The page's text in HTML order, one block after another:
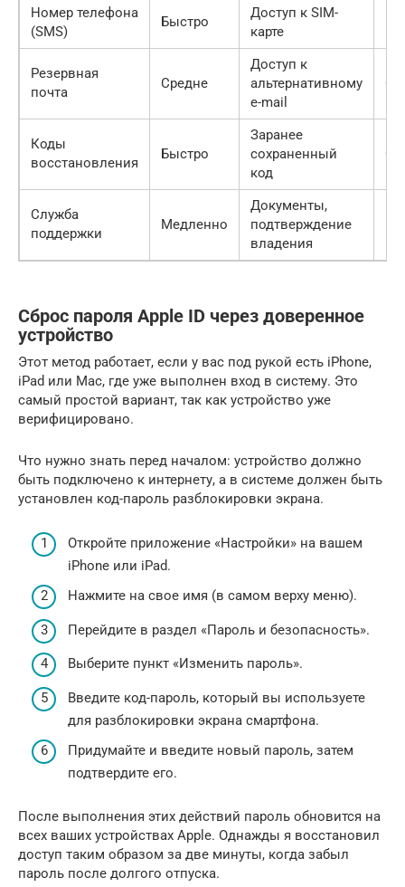
Номер телефона
(SMS)
Быстро
Доступ к SIM-
карте
Резервная
почта
Средне
Доступ к
альтернативному
e-mail
Коды
восстановления
Быстро
Заранее
сохраненный
код
Служба
поддержки
Медленно
Документы,
подтверждение
владения
Сброс пароля Apple ID через доверенное
устройство
Этот метод работает, если у вас под рукой есть iPhone,
iPad или Mac, где уже выполнен вход в систему. Это
самый простой вариант, так как устройство уже
верифицировано.
Что нужно знать перед началом: устройство должно
быть подключено к интернету, а в системе должен быть
установлен код-пароль разблокировки экрана.
Откройте приложение «Настройки» на вашем
iPhone или iPad.
Нажмите на свое имя (в самом верху меню).
Перейдите в раздел «Пароль и безопасность».
Выберите пункт «Изменить пароль».
Введите код-пароль, который вы используете
для разблокировки экрана смартфона.
Придумайте и введите новый пароль, затем
подтвердите его.
После выполнения этих действий пароль обновится на
всех ваших устройствах Apple. Однажды я восстановил
доступ таким образом за две минуты, когда забыл
пароль после долгого отпуска.